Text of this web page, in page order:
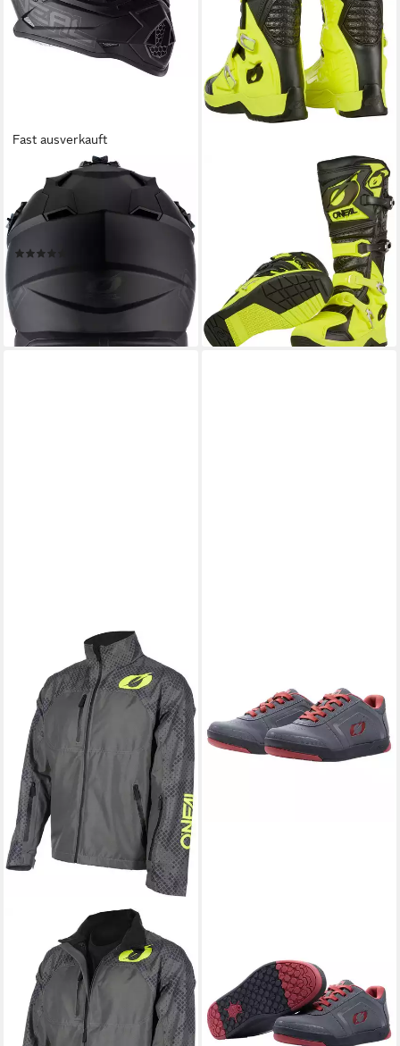
Fast ausverkauft
O’NEAL
Motocrosshelm 2Series Solid
2023 Motocross Helm, ECE
22.06
ab 116,59 € 129,99 €
-10%
lieferbar - in 4-5 Werktagen bei dir
RMX Pro Motocross Stiefel
Motorradstiefel absorbierend
269,99 €
lieferbar - in 2-3 Werktagen bei dir